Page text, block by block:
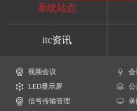
系统站点
itc资讯
视频会议 会
LED显示屏
公
信号传输管理
录